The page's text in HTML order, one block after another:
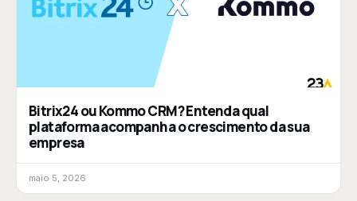
Bitrix24 ou Kommo CRM? Entenda qual
plataforma acompanha o crescimento da sua
empresa
maio 5, 2026